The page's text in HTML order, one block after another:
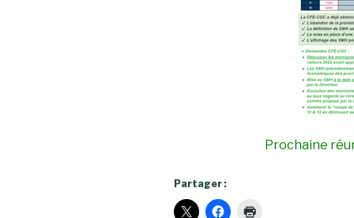
Prochaine
Partager :